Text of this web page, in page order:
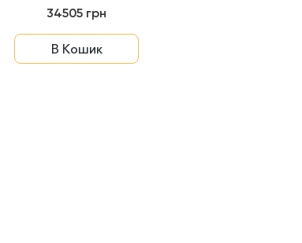
34505 грн
В Кошик